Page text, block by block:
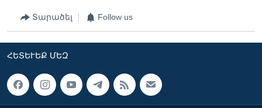
Տարածել Follow us
ՀԵՏԵՒԵՔ ՄԵԶ